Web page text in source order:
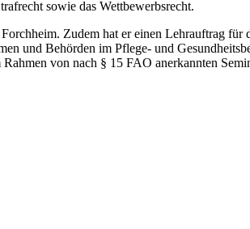
sowie das Wettbewerbsrecht.
Zudem hat er einen Lehrauftrag
und Behörden im Pflege- und
von nach § 15 FAO anerkannten